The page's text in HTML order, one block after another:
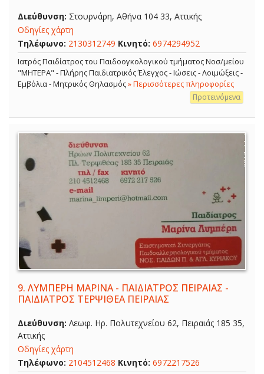
Διεύθυνση: Στουρνάρη, Αθήνα 104 33, Αττικής
Οδηγίες χάρτη
Τηλέφωνο: 2130312749 Κινητό: 6974294952
Ιατρός Παιδίατρος του Παιδοογκολογικού τμήματος Νοσ/μείου
"ΜΗΤΕΡΑ" - Πλήρης Παιδιατρικός Έλεγχος - Ιώσεις - Λοιμώξεις -
Εμβόλια - Μητρικός Θηλασμός» Περισσότερες πληροφορίες
Προτεινόμενα
9. ΛΥΜΠΕΡΗ ΜΑΡΙΝΑ - ΠΑΙΔΙΑΤΡΟΣ ΠΕΙΡΑΙΑΣ -
ΠΑΙΔΙΑΤΡΟΣ ΤΕΡΨΙΘΕΑ ΠΕΙΡΑΙΑΣ
Διεύθυνση: Λεωφ. Ηρ. Πολυτεχνείου 62, Πειραιάς 185 35,
Αττικής
Οδηγίες χάρτη
Τηλέφωνο: 2104512468 Κινητό: 6972217526